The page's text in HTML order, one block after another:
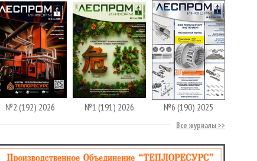
№2 (192) 2026 №1 (191) 2026 №6 (190) 2025
Все журналы